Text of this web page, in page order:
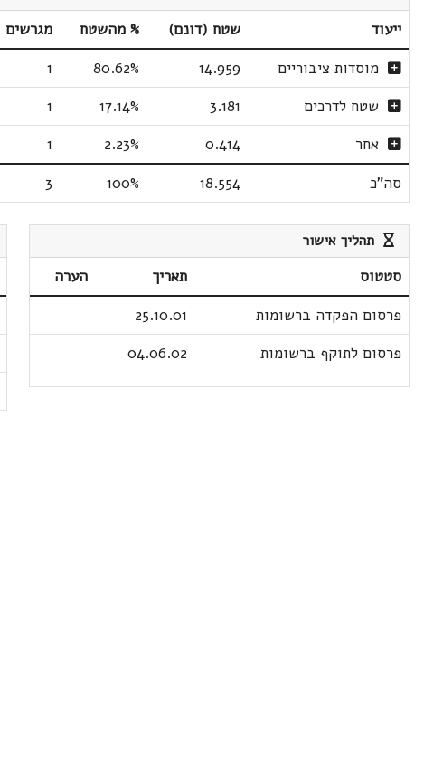
ייעוד שטח (דונם) % מהשטח מגרשים
מוסדות ציבוריים
14.959
80.62%
1
שטח לדרכים
3.181
17.14%
1
אחר
0.414
2.23%
1
סה"כ
18.554
100%
3
תהליך אישור
סטטוס תאריך
הערה
פרסום הפקדה ברשומות
25.10.01
פרסום לתוקף ברשומות
04.06.02